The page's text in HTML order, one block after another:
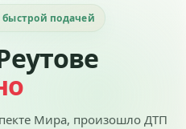
быстрой подачей
Мира, произошло ДТП